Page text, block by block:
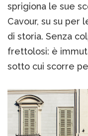
sprigiona le sue
Cavour, su su per
di storia. Senza
frettolosi: è
sotto cui scorre